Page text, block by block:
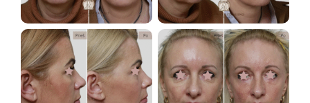
Nėra antraštės Nėra antraštės